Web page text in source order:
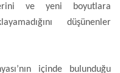
ve yeni boyutlara
düşünenler
içinde bulunduğu